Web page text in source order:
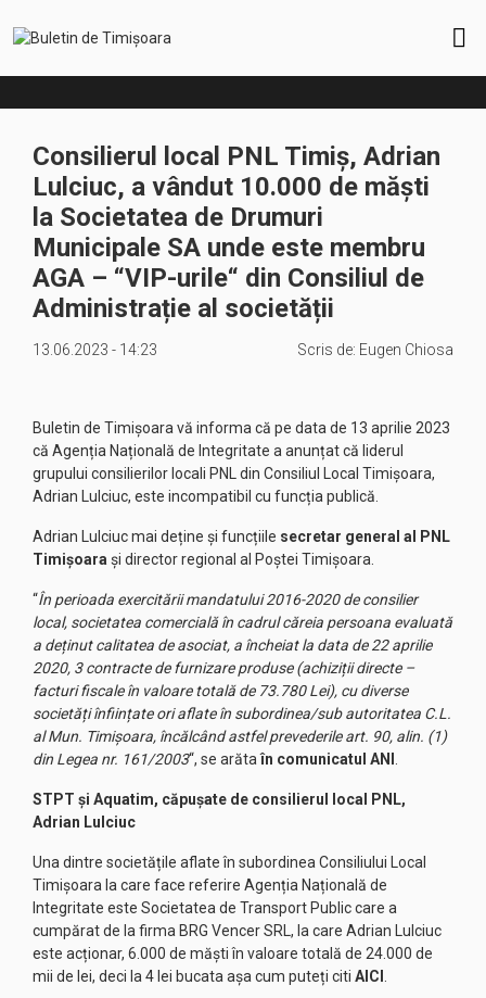
Consilierul local PNL Timiș, Adrian
Lulciuc, a vândut 10.000 de măști
la Societatea de Drumuri
Municipale SA unde este membru
AGA – “VIP-urile“ din Consiliul de
Administrație al societății
13.06.2023 - 14:23 Scris de: Eugen Chiosa
Buletin de Timișoara vă informa că pe data de 13 aprilie 2023
că Agenția Națională de Integritate a anunțat că liderul
grupului consilierilor locali PNL din Consiliul Local Timișoara,
Adrian Lulciuc, este incompatibil cu funcția publică.
Adrian Lulciuc mai deține și funcțiile secretar general al PNL
Timișoara și director regional al Poștei Timișoara.
“În perioada exercitării mandatului 2016-2020 de consilier
local, societatea comercială în cadrul căreia persoana evaluată
a deținut calitatea de asociat, a încheiat la data de 22 aprilie
2020, 3 contracte de furnizare produse (achiziții directe –
facturi fiscale în valoare totală de 73.780 Lei), cu diverse
societăți înființate ori aflate în subordinea/sub autoritatea C.L.
al Mun. Timișoara, încălcând astfel prevederile art. 90, alin. (1)
din Legea nr. 161/2003“, se arătaîn comunicatul ANI
STPT și Aquatim, căpușate de consilierul local PNL,
Adrian Lulciuc
Una dintre societățile aflate în subordinea Consiliului Local
Timișoara la care face referire Agenția Națională de
Integritate este Societatea de Transport Public care a
cumpărat de la firma BRG Vencer SRL, la care Adrian Lulciuc
este acționar, 6.000 de măști în valoare totală de 24.000 de
mii de lei, deci la 4 lei bucata așa cum puteți citi AICI